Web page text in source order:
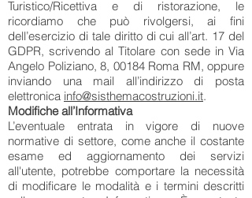
Turistico/Ricettiva e di ristorazione, le
ricordiamo che può rivolgersi, ai fini
dell’esercizio di tale diritto di cui all’art. 17 del
GDPR, scrivendo al Titolare con sede in Via
Angelo Poliziano, 8, 00184 Roma RM, oppure
inviando una mail all’indirizzo di posta
elettronica info@sisthemacostruzioni.it.
Modifiche all’Informativa
L’eventuale entrata in vigore di nuove
normative di settore, come anche il costante
esame ed aggiornamento dei servizi
all'utente, potrebbe comportare la necessità
di modificare le modalità e i termini descritti